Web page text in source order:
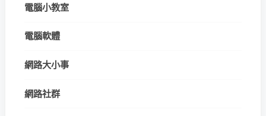
電腦小教室
電腦軟體
網路大小事
網路社群